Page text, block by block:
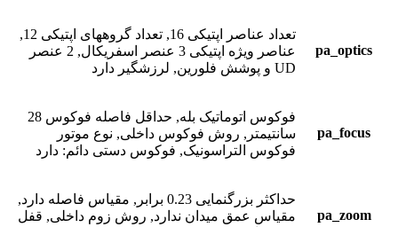
pa_optics
تعداد عناصر اپتیکی 16, تعداد گروههای اپتیکی 12,
عناصر ویژه اپتیکی 3 عنصر اسفریکال, 2 عنصر
UD و پوشش فلورین, لرزشگیر دارد
pa_focus
فوکوس اتوماتیک بله, حداقل فاصله فوکوس 28
سانتیمتر, روش فوکوس داخلی, نوع موتور
فوکوس التراسونیک, فوکوس دستی دائم: دارد
pa_zoom
حداکثر بزرگنمایی 0.23 برابر, مقیاس فاصله دارد,
مقیاس عمق میدان ندارد, روش زوم داخلی, قفل